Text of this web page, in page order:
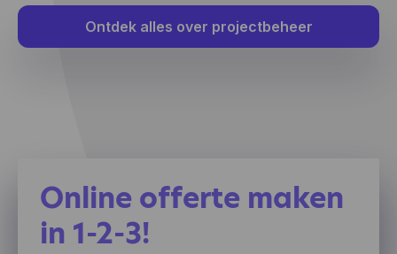
Ontdek alles over projectbeheer
Online offerte maken
in 1-2-3!